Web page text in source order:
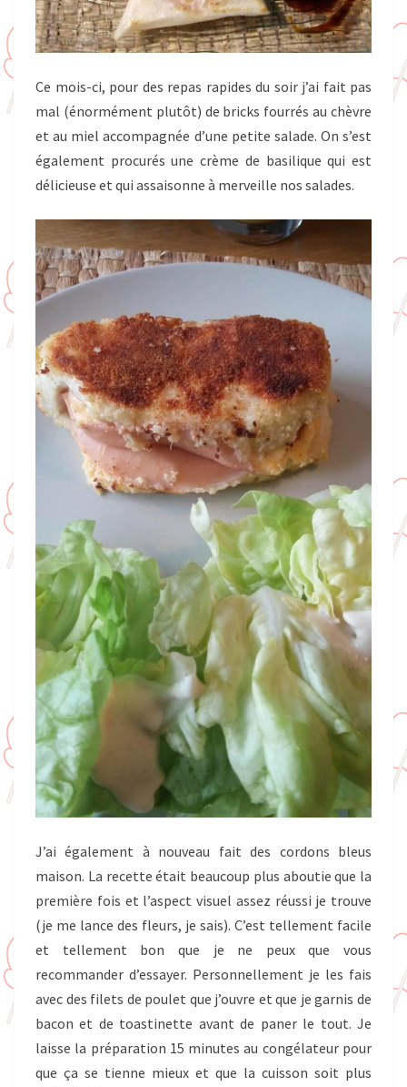
Ce mois-ci, pour des repas rapides du soir j’ai fait pas
mal (énormément plutôt) de bricks fourrés au chèvre
et au miel accompagnée d’une petite salade. On s’est
également procurés une crème de basilique qui est
délicieuse et qui assaisonne à merveille nos salades.
J’ai également à nouveau fait des cordons bleus
maison. La recette était beaucoup plus aboutie que la
première fois et l’aspect visuel assez réussi je trouve
(je me lance des fleurs, je sais). C’est tellement facile
et tellement bon que je ne peux que vous
recommander d’essayer. Personnellement je les fais
avec des filets de poulet que j’ouvre et que je garnis de
bacon et de toastinette avant de paner le tout. Je
laisse la préparation 15 minutes au congélateur pour
que ça se tienne mieux et que la cuisson soit plus